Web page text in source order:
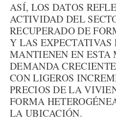
ASÍ, LOS DATOS
ACTIVIDAD DEL
RECUPERADO DE
Y LAS EXPECTATIVAS
MANTIENEN EN
DEMANDA
CON LIGEROS
PRECIOS DE LA
FORMA
LA UBICACIÓN.